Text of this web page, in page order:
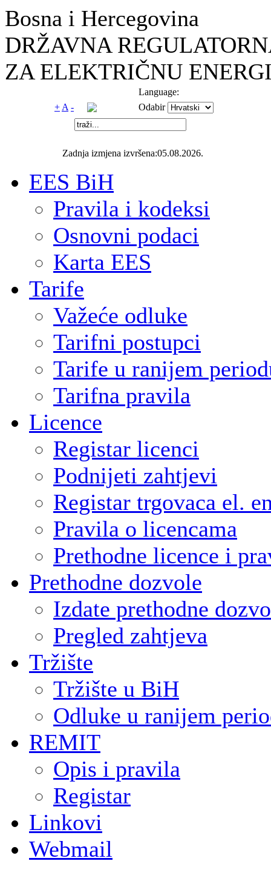
Bosna i Hercegovina
DRŽAVNA
ZA ELEKTRIČNU
Language:
+ A - Odabir
Zadnja izmjena izvršena:05.08.2026.
EES BiH
Pravila i kodeksi
Osnovni podaci
Karta EES
Tarife
Važeće odluke
Tarifni postupci
Tarife u ranijem
Tarifna pravila
Licence
Registar licenci
Podnijeti zahtjevi
Registar trgovaca el.
Pravila o licencama
Prethodne licence i
Prethodne dozvole
Izdate prethodne
Pregled zahtjeva
Tržište
Tržište u BiH
Odluke u ranijem
REMIT
Opis i pravila
Registar
Linkovi
Webmail